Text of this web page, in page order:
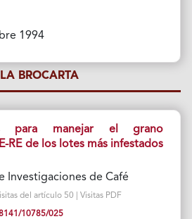
1994
BROCARTA
para manejar el grano
RE de los lotes más infestados
Investigaciones de Café
del artículo 50 | Visitas PDF
10785/025